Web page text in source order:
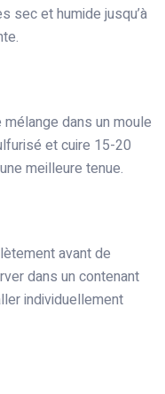
sec et humide jusqu’à
dans un moule
et cuire 15-20
meilleure tenue.
avant de
dans un contenant
individuellement